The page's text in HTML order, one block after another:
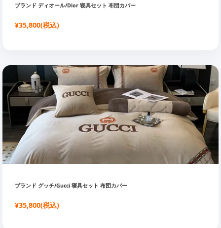
ブランド ディオール/Dior 寝具セット 布団カバー
¥35,800(税込)
ブランド グッチ/Gucci 寝具セット 布団カバー
¥35,800(税込)